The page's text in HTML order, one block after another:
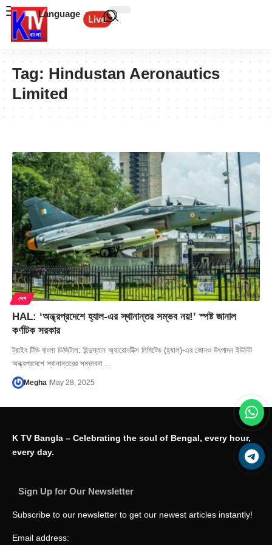
Language
Tag: Hindustan Aeronautics
Limited
দেশ
HAL: ‘অন্ধ্রপ্রদেশে হ্যাল-এর স্থানান্তর সম্ভব নয়!’ স্পষ্ট জানাল
কর্ণাটক সরকার
ট্রাইব টিভি বাংলা ডিজিটাল: হিন্দুস্তান অ্যারোনটিক্স লিমিটেড (হ্যাল)-এর কোনও উৎপাদন ইউনিট
অন্ধ্রপ্রদেশে স্থানান্তরের সম্ভাবনা…
Megha May 28, 2025
K TV Bangla – Celebrating the soul of Bengal, every hour,
every day.
Sign Up for Our Newsletter
Subscribe to our newsletter to get our newest articles instantly!
Email address: